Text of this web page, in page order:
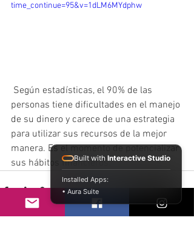
time_continue=95&v=1dLM6MYdphw
personas tiene dificultades en el manejo
de su dinero y carece de una estrategia
para utilizar sus recursos de la mejor
manera. Es el momento de potencializar
sus hábitos financieros.
Built with Interactive Studio
Installed Apps:
• Aura Suite